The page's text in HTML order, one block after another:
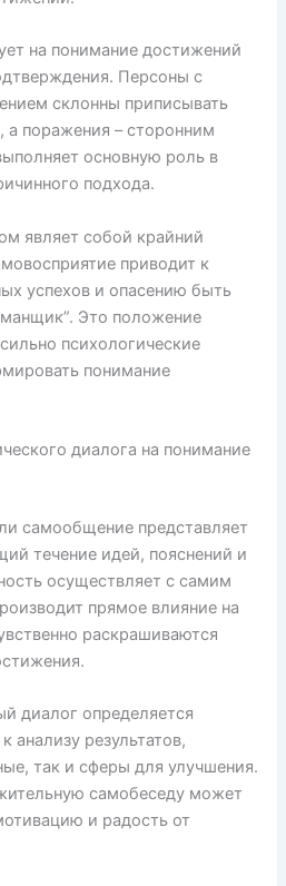
на понимание достижений
Персоны с
склонны приписывать
а поражения – сторонним
основную роль в
подхода.
являет собой крайний
приводит к
успехов и опасению быть
Это положение
психологические
понимание
диалога на понимание
самообщение представляет
течение идей, пояснений и
осуществляет с самим
прямое влияние на
раскрашиваются
диалог определяется
результатов,
так и сферы для улучшения.
самобеседу может
и радость от